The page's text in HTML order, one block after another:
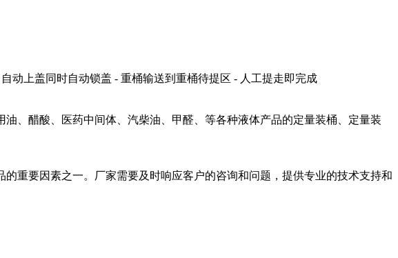
动上盖同时自动锁盖 - 重桶输送到重桶待提区 - 人工提走即完成
、醋酸、医药中间体、汽柴油、甲醛、等各种液体产品的定量装桶、定量装
重要因素之一。厂家需要及时响应客户的咨询和问题，提供专业的技术支持和